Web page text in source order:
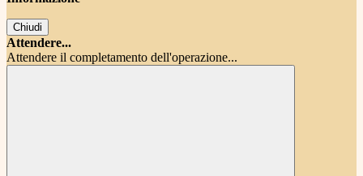
Chiudi
Attendere...
Attendere il completamento dell'operazione...